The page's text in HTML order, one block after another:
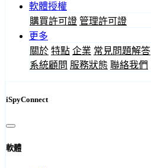
軟體授權
購買許可證 管理許可證
更多
關於 特點 企業 常見問題解答
系統顧問 服務狀態 聯絡我們
iSpyConnect
軟體